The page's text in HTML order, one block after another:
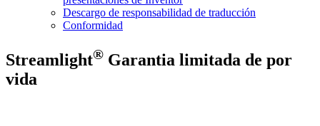
Descargo de responsabilidad de traducción
Conformidad
Streamlight® Garantia limitada de por
vida